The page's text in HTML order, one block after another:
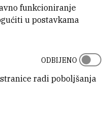
funkcioniranje
u postavkama
radi poboljšanja
ODBIJENO